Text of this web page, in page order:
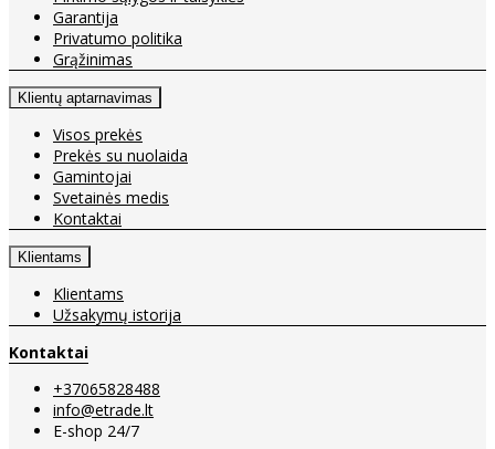
Garantija
Privatumo politika
Grąžinimas
Klientų aptarnavimas
Visos prekės
Prekės su nuolaida
Gamintojai
Svetainės medis
Kontaktai
Klientams
Klientams
Užsakymų istorija
Kontaktai
+37065828488
info@etrade.lt
E-shop 24/7